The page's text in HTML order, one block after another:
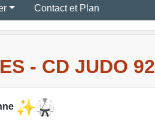
Contact et Plan
- CD JUDO 92